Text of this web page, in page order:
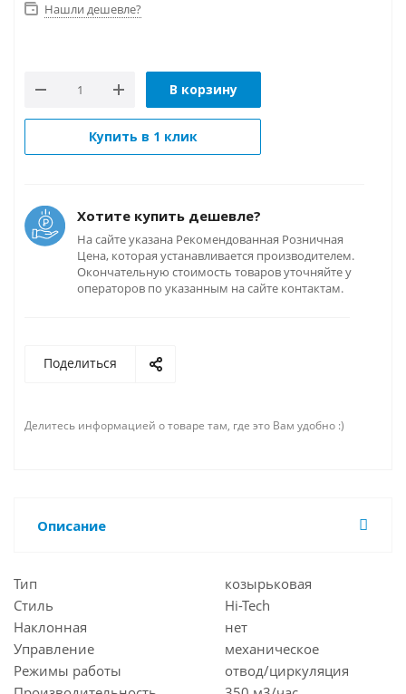
Нашли дешевле?
В корзину
Купить в 1 клик
Хотите купить дешевле?
На сайте указана Рекомендованная Розничная
Цена, которая устанавливается производителем.
Окончательную стоимость товаров уточняйте у
операторов по указанным на сайте контактам.
Поделиться
Делитесь информацией о товаре там, где это Вам удобно :)
Описание
Тип
козырьковая
Стиль
Hi-Tech
Наклонная
нет
Управление
механическое
Режимы работы
отвод/циркуляция